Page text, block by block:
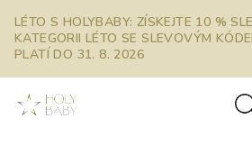
obsah
LÉTO S HOLYBABY: ZÍSKEJTE 10 %
KATEGORII LÉTO SE SLEVOVÝM
PLATÍ DO 31. 8. 2026